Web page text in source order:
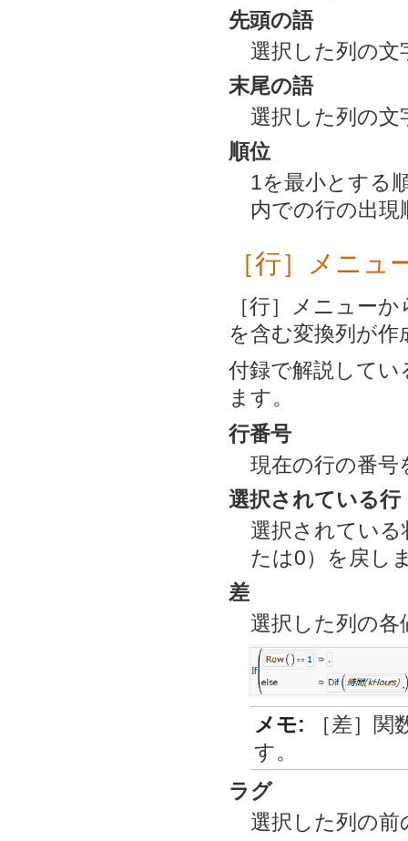
先頭の語
選択した列の文
末尾の語
選択した列の文
順位
1を最小とする
内での行の出
［行］メニュ
［行］メニュー
を含む変換列が作
付録で解説して
ます。
行番号
現在の行の番号
選択されている行
選択されてい
たは0）を戻し
差
選択した列の各
メモ:
［差］
す。
ラグ
選択した列の